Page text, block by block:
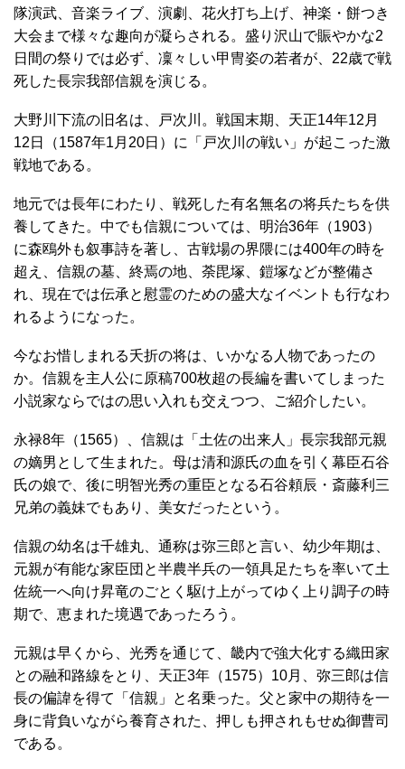
隊演武、音楽ライブ、演劇、花火打ち上げ、神楽・餅つき
大会まで様々な趣向が凝らされる。盛り沢山で賑やかな2
日間の祭りでは必ず、凜々しい甲冑姿の若者が、22歳で戦
死した長宗我部信親を演じる。
大野川下流の旧名は、戸次川。戦国末期、天正14年12月
12日（1587年1月20日）に「戸次川の戦い」が起こった激
戦地である。
地元では長年にわたり、戦死した有名無名の将兵たちを供
養してきた。中でも信親については、明治36年（1903）
に森鴎外も叙事詩を著し、古戦場の界隈には400年の時を
超え、信親の墓、終焉の地、荼毘塚、鎧塚などが整備さ
れ、現在では伝承と慰霊のための盛大なイベントも行なわ
れるようになった。
今なお惜しまれる夭折の将は、いかなる人物であったの
か。信親を主人公に原稿700枚超の長編を書いてしまった
小説家ならではの思い入れも交えつつ、ご紹介したい。
永禄8年（1565）、信親は「土佐の出来人」長宗我部元親
の嫡男として生まれた。母は清和源氏の血を引く幕臣石谷
氏の娘で、後に明智光秀の重臣となる石谷頼辰・斎藤利三
兄弟の義妹でもあり、美女だったという。
信親の幼名は千雄丸、通称は弥三郎と言い、幼少年期は、
元親が有能な家臣団と半農半兵の一領具足たちを率いて土
佐統一へ向け昇竜のごとく駆け上がってゆく上り調子の時
期で、恵まれた境遇であったろう。
元親は早くから、光秀を通じて、畿内で強大化する織田家
との融和路線をとり、天正3年（1575）10月、弥三郎は信
長の偏諱を得て「信親」と名乗った。父と家中の期待を一
身に背負いながら養育された、押しも押されもせぬ御曹司
である。